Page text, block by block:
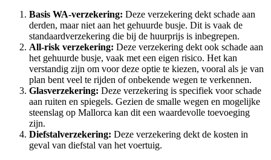
Basis WA-verzekering: Deze verzekering dekt schade aan
derden, maar niet aan het gehuurde busje. Dit is vaak de
standaardverzekering die bij de huurprijs is inbegrepen.
All-risk verzekering: Deze verzekering dekt ook schade aan
het gehuurde busje, vaak met een eigen risico. Het kan
verstandig zijn om voor deze optie te kiezen, vooral als je van
plan bent veel te rijden of onbekende wegen te verkennen.
Glasverzekering: Deze verzekering is specifiek voor schade
aan ruiten en spiegels. Gezien de smalle wegen en mogelijke
steenslag op Mallorca kan dit een waardevolle toevoeging
zijn.
Diefstalverzekering: Deze verzekering dekt de kosten in
geval van diefstal van het voertuig.